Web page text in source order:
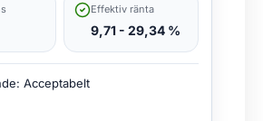
Effektiv ränta
9,71 - 29,34 %
Acceptabelt